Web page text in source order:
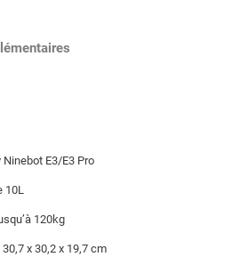
3
Ninebot E3/E3 Pro
10L
120kg
x 30,2 x 19,7 cm